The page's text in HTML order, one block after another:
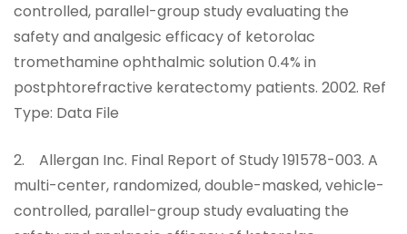
controlled, parallel-group study evaluating the
safety and analgesic efficacy of ketorolac
tromethamine ophthalmic solution 0.4% in
postphtorefractive keratectomy patients. 2002. Ref
Type: Data File
2. Allergan Inc. Final Report of Study 191578-003. A
multi-center, randomized, double-masked, vehicle-
controlled, parallel-group study evaluating the